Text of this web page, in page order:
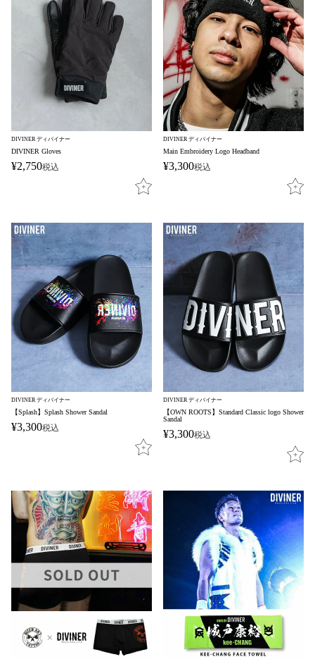
DIVINER ディバイナー
DIVINER Gloves
¥2,750税込
DIVINER ディバイナー
Main Embroidery Logo Headband
¥3,300税込
DIVINER ディバイナー
【Splash】Splash Shower Sandal
¥3,300税込
DIVINER ディバイナー
【OWN ROOTS】Standard Classic logo Shower
Sandal
¥3,300税込